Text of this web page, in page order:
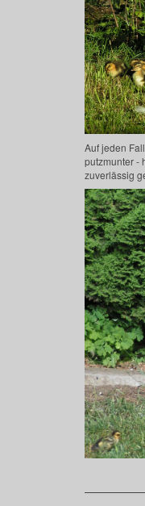
Auf jeden
putzmunter -
zuverlässig